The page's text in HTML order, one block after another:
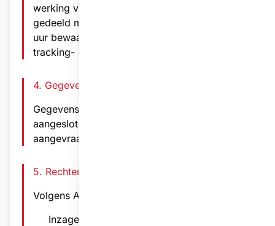
werking van het platform en worden niet
gedeeld met derden. Ze worden maximaal 2
uur bewaard. Wij maken geen gebruik van
tracking- of analytische cookies.
4. Gegevensbewaring
Gegevens worden bewaard zolang
aangesloten bij de vereniging. Verwijdering kan
aangevraagd worden via de vereniging.
5. Rechten van Gebruikers
Volgens AVG hebt u recht op:
Inzage en kopie van gegevens